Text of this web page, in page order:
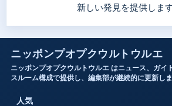
新しい発見を提供します
ニッポンプオプクウルトウルエ
ニッポンプオプクウルトウルエ はニュース、ガイ
スルーム構成で提供し、編集部が継続的に更新しま
人気